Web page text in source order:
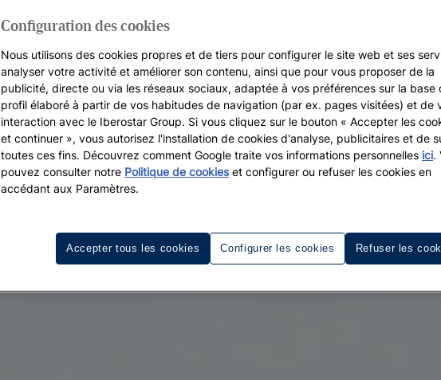
Configuration des cookies
Nous utilisons des cookies propres et de tiers pour configurer le site web et ses
analyser votre activité et améliorer son contenu, ainsi que pour vous proposer de la
publicité, directe ou via les réseaux sociaux, adaptée à vos préférences sur la base
profil élaboré à partir de vos habitudes de navigation (par ex. pages visitées) et de
interaction avec le Iberostar Group. Si vous cliquez sur le bouton « Accepter les
et continuer », vous autorisez l'installation de cookies d'analyse, publicitaires et de
toutes ces fins. Découvrez comment Google traite vos informations personnelles ici.
pouvez consulter notre Politique de cookieset configurer ou refuser les cookies en
accédant aux Paramètres.
Configurer les cookies Refuser les
Accepter tous les cookies